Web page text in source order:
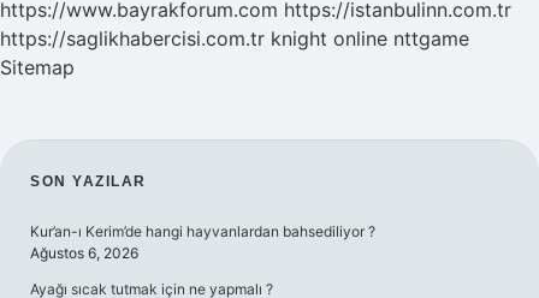
https://www.bayrakforum.com https://istanbulinn.com.tr
https://saglikhabercisi.com.tr knight online nttgame
Sitemap
SIDEBAR
SON YAZILAR
Kur’an-ı Kerim’de hangi hayvanlardan bahsediliyor ?
Ağustos 6, 2026
Ayağı sıcak tutmak için ne yapmalı ?